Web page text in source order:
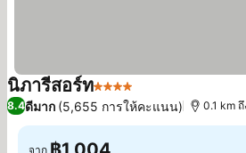
นิภารีสอร์ท4 ดาว
8.4ดีมาก (5,655 การให้คะแนน) 0.1 km
จาก